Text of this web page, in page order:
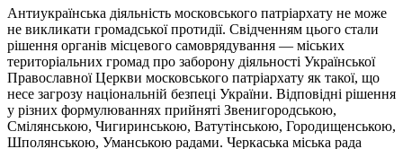
Антиукраїнська діяльність московського патріархату не може
не викликати громадської протидії. Свідченням цього стали
рішення органів місцевого самоврядування — міських
територіальних громад про заборону діяльності Української
Православної Церкви московського патріархату як такої, що
несе загрозу національній безпеці України. Відповідні рішення
у різних формулюваннях прийняті Звенигородською,
Смілянською, Чигиринською, Ватутінською, Городищенською,
Шполянською, Уманською радами. Черкаська міська рада